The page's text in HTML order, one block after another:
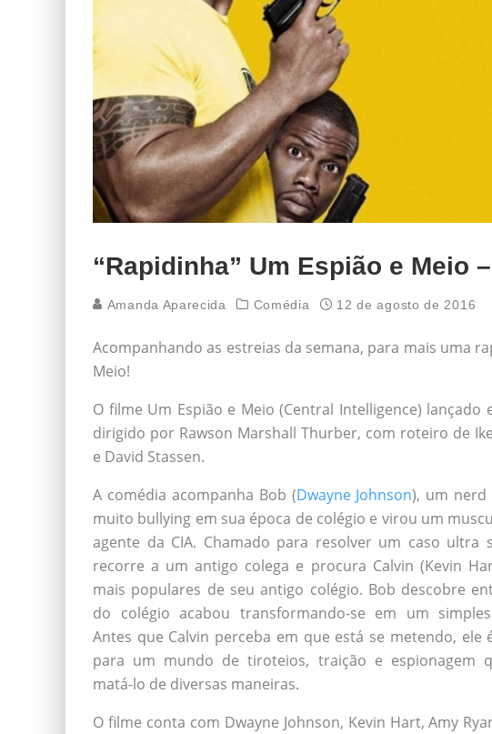
“Rapidinha” Um Espião e Meio
Amanda Aparecida Comédia 12 de agosto de 2016
Acompanhando as estreias da semana, para mais uma
Meio!
O filme Um Espião e Meio (Central Intelligence) lançado
dirigido por Rawson Marshall Thurber, com roteiro de
e David Stassen.
A comédia acompanha Bob (Dwayne Johnson), um nerd
muito bullying em sua época de colégio e virou um
agente da CIA. Chamado para resolver um caso ultra
recorre a um antigo colega e procura Calvin (Kevin
mais populares de seu antigo colégio. Bob descobre
do colégio acabou transformando-se em um
Antes que Calvin perceba em que está se metendo, ele
para um mundo de tiroteios, traição e espionagem
matá-lo de diversas maneiras.
O filme conta com Dwayne Johnson, Kevin Hart, Amy